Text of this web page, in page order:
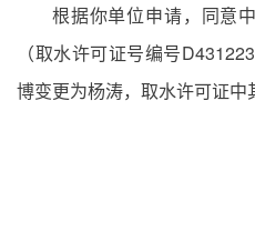
根据你单位申请，同意
（取水许可证号编号
博变更为杨涛，取水许可证中